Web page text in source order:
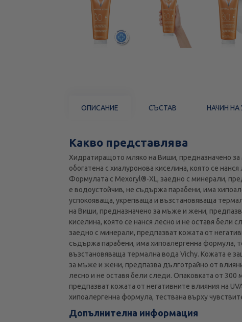
ОПИСАНИЕ СЪСТАВ НАЧИН НА
Какво представлява
Хидратиращото мляко на Виши, предназначено
обогатена с хиалуронова киселина, която се
Формулата с Mexoryl®-XL, заедно с минерали,
е водоустойчив, не съдържа парабени, има
успокояваща, укрепваща и възстановяваща
на Виши, предназначено за мъже и жени,
киселина, която се нанся лесно и не оставя
заедно с минерали, предпазват кожата от
съдържа парабени, има хипоалергенна формула,
възстановяваща термална вода Vichy. Кожата е
за мъже и жени, предпазва дълготрайно от
лесно и не оставя бели следи. Опаковката от
предпазват кожата от негативните влияния на
хипоалергенна формула, тествана върху
Допълнителна информация